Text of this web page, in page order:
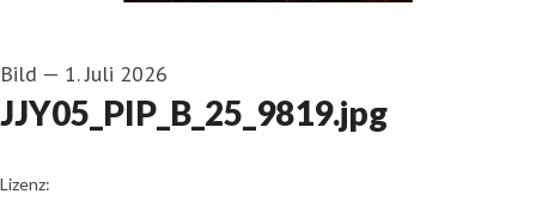
Bild — 1. Juli 2026
JJY05_PIP_B_25_9819.jpg
go to media item
Lizenz: